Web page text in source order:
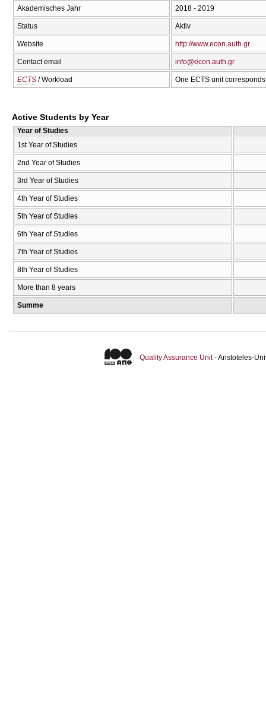
Akademisches Jahr 2018 - 2019
Status Aktiv
Website http://www.econ.auth.gr
Contact email info@econ.auth.gr
ECTS / Workload One ECTS unit
Active Students by Year
Year of Studies
Summe
1st Year of Studies
2nd Year of Studies
3rd Year of Studies
4th Year of Studies
5th Year of Studies
6th Year of Studies
7th Year of Studies
8th Year of Studies
More than 8 years
Quality Assurance Unit- Aristoteles-